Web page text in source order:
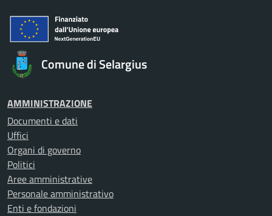
Comune di Selargius
AMMINISTRAZIONE
Documenti e dati
Uffici
Organi di governo
Politici
Aree amministrative
Personale amministrativo
Enti e fondazioni